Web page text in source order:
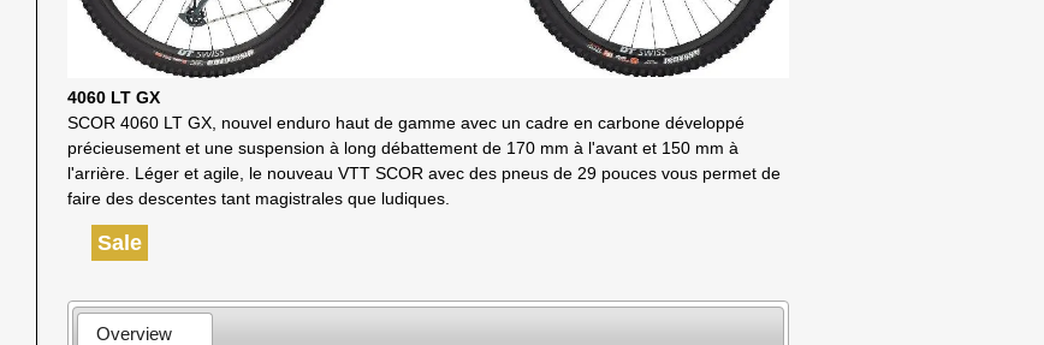
4060 LT GX
SCOR 4060 LT GX, nouvel enduro haut de gamme avec un cadre en carbone développé
précieusement et une suspension à long débattement de 170 mm à l'avant et 150 mm à
l'arrière. Léger et agile, le nouveau VTT SCOR avec des pneus de 29 pouces vous permet de
faire des descentes tant magistrales que ludiques.
Sale
Overview